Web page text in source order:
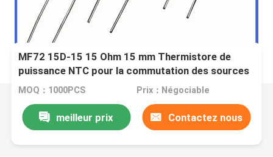
MF72 15D-15 15 Ohm 15 mm Thermistore de
puissance NTC pour la commutation des sources
d'alimentation et des différents circuits
MOQ：1000PCS Prix：Négociable
meilleur prix Contactez nous